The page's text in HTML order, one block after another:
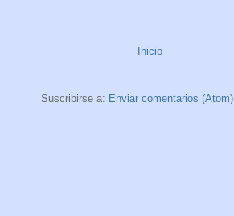
Inicio
Suscribirse a: Enviar comentarios (Atom)